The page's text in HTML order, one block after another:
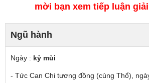
mời bạn xem tiếp luận
Ngũ hành
Ngày : kỷ mùi
- Tức Can Chi tương đồng (cùng Thổ),